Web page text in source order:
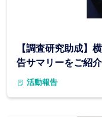
【調査研究助成】
告サマリーをご紹
活動報告